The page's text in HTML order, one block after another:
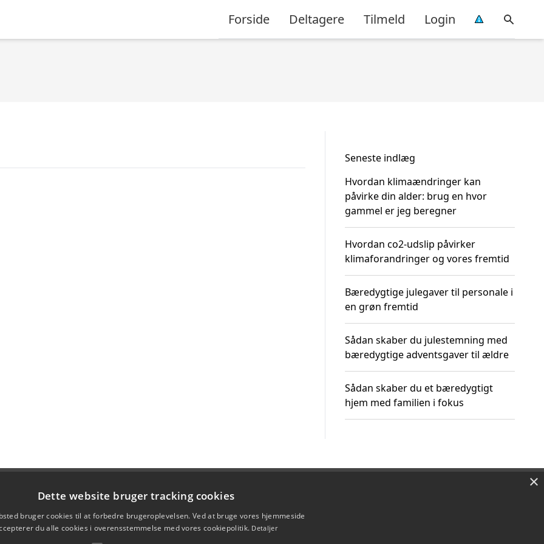
Forside Deltagere Tilmeld Login
Seneste indlæg
Hvordan klimaændringer kan
påvirke din alder: brug en hvor
gammel er jeg beregner
Hvordan co2-udslip påvirker
klimaforandringer og vores fremtid
Bæredygtige julegaver til personale i
en grøn fremtid
Sådan skaber du julestemning med
bæredygtige adventsgaver til ældre
Sådan skaber du et bæredygtigt
hjem med familien i fokus
×
Dette website bruger tracking cookies
bruger cookies til at forbedre brugeroplevelsen. Ved at bruge vores hjemmeside
du alle cookies i overensstemmelse med vores cookiepolitik. Detaljer